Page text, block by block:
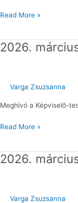
Read More »
2026.
Varga Zsuzsanna
Meghívó a Képviselő-
2026.
Read More »
2026.
Varga Zsuzsanna
2026.